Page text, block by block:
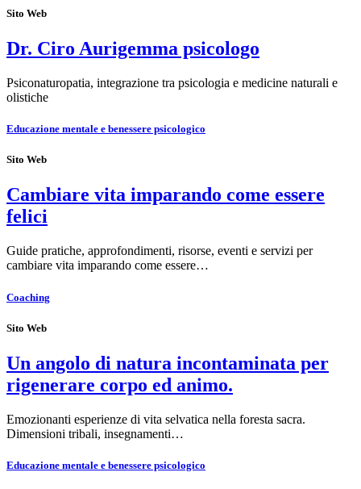
Sito Web
Dr. Ciro Aurigemma psicologo
Psiconaturopatia, integrazione tra psicologia e medicine naturali e
olistiche
Educazione mentale e benessere psicologico
Sito Web
Cambiare vita imparando come essere
felici
Guide pratiche, approfondimenti, risorse, eventi e servizi per
cambiare vita imparando come essere…
Coaching
Sito Web
Un angolo di natura incontaminata per
rigenerare corpo ed animo.
Emozionanti esperienze di vita selvatica nella foresta sacra.
Dimensioni tribali, insegnamenti…
Educazione mentale e benessere psicologico